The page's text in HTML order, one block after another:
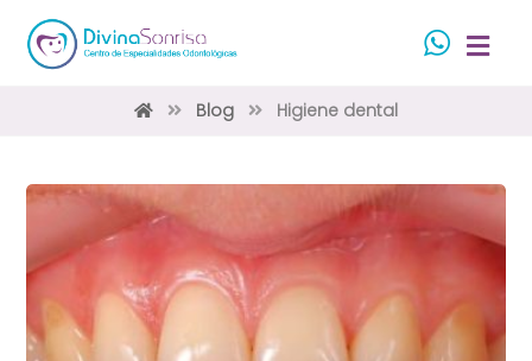
Blog Higiene dental